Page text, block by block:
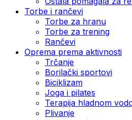
Torbe i rančevi
Torbe za hranu
Torbe za trening
Rančevi
Oprema prema aktivnosti
Trčanje
Borilački sportovi
Biciklizam
Joga i pilates
Terapija hladnom
Plivanje